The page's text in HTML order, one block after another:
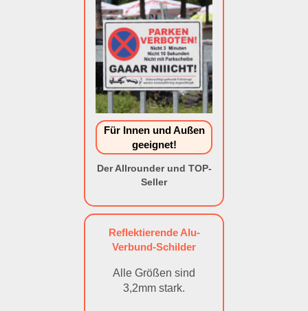
Für Innen und Außen
geeignet!
Der Allrounder und TOP-
Seller
Reflektierende Alu-
Verbund-Schilder
Alle Größen sind
3,2mm stark.